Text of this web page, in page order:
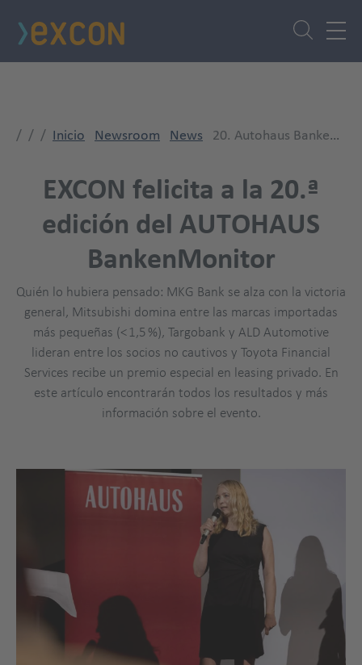
Inicio Newsroom News 20. Autohaus BankenMonitor
EXCON felicita a la 20.ª
edición del AUTOHAUS
BankenMonitor
Quién lo hubiera pensado: MKG Bank se alza con la victoria
general, Mitsubishi domina entre las marcas importadas
más pequeñas (< 1,5 %), Targobank y ALD Automotive
lideran entre los socios no cautivos y Toyota Financial
Services recibe un premio especial en leasing privado. En
este artículo encontrarán todos los resultados y más
información sobre el evento.